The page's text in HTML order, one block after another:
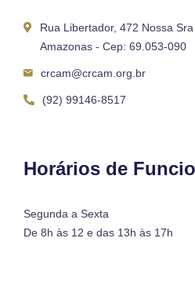
Rua Libertador, 472 Nossa
Amazonas - Cep: 69.053-090
crcam@crcam.org.br
(92) 99146-8517
Horários de
Segunda a Sexta
De 8h às 12 e das 13h às 17h